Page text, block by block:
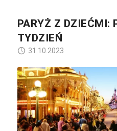
PARYŻ Z DZIEĆMI:
TYDZIEŃ
31.10.2023